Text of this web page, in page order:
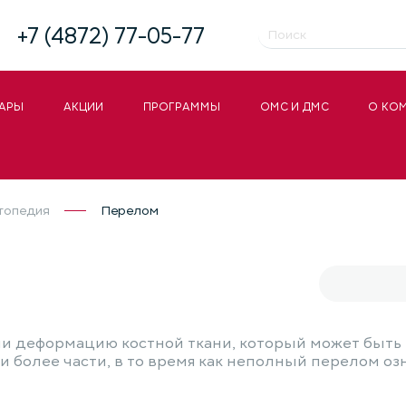
+7 (4872) 77-05-77
АКЦИИ ПРОГРАММЫ ОМС И ДМС О
Перелом
деформацию костной ткани, который может
более части, в то время как неполный перелом